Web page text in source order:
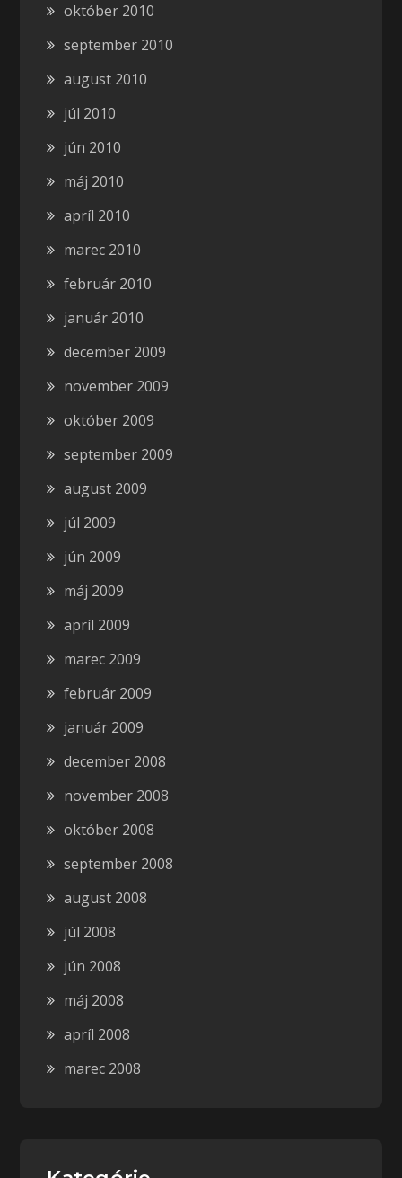
október 2010
september 2010
august 2010
júl 2010
jún 2010
máj 2010
apríl 2010
marec 2010
február 2010
január 2010
december 2009
november 2009
október 2009
september 2009
august 2009
júl 2009
jún 2009
máj 2009
apríl 2009
marec 2009
február 2009
január 2009
december 2008
november 2008
október 2008
september 2008
august 2008
júl 2008
jún 2008
máj 2008
apríl 2008
marec 2008